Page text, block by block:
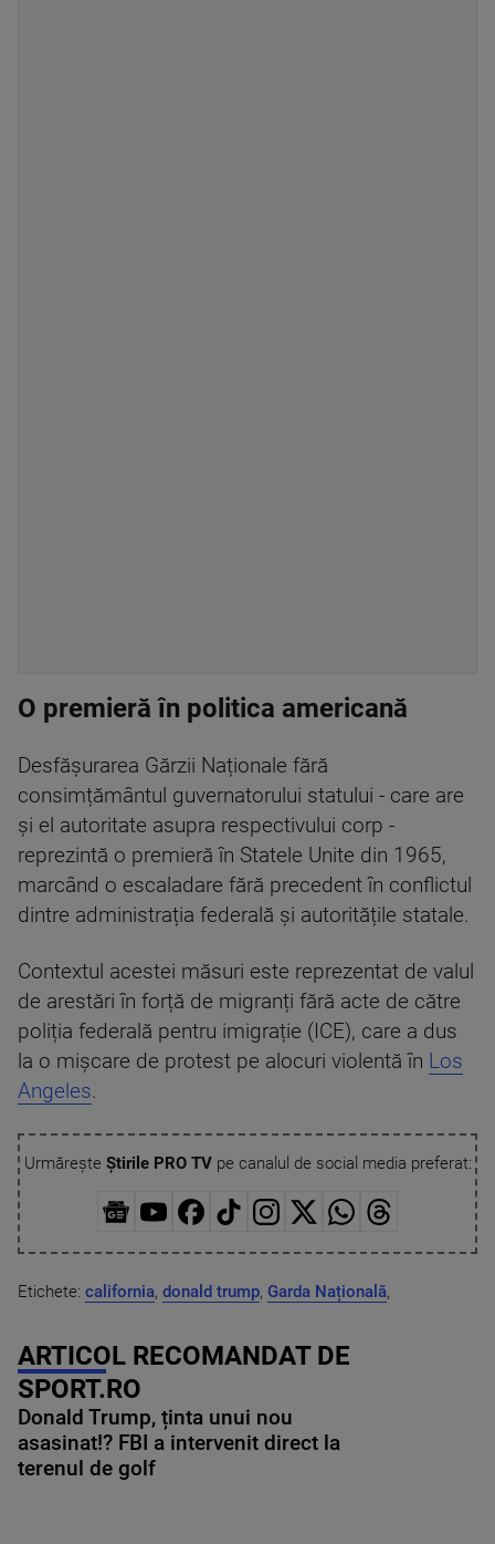
O premieră în politica americană
Desfășurarea Gărzii Naționale fără
consimțământul guvernatorului statului - care are
și el autoritate asupra respectivului corp -
reprezintă o premieră în Statele Unite din 1965,
marcând o escaladare fără precedent în conflictul
dintre administrația federală și autoritățile statale.
Contextul acestei măsuri este reprezentat de valul
de arestări în forță de migranți fără acte de către
poliția federală pentru imigrație (ICE), care a dus
la o mișcare de protest pe alocuri violentă în Los
Angeles.
Urmărește Știrile PRO TVpe canalul de social media preferat:
Etichete: california, donald trump, Garda Națională,
ARTICOL RECOMANDAT DE
SPORT.RO
Donald Trump, ținta unui nou
asasinat!? FBI a intervenit direct la
terenul de golf